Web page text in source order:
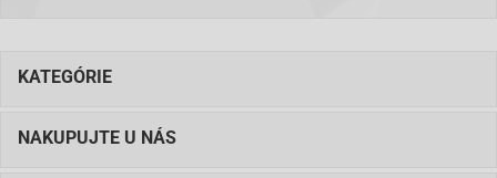
KATEGÓRIE
NAKUPUJTE U NÁS